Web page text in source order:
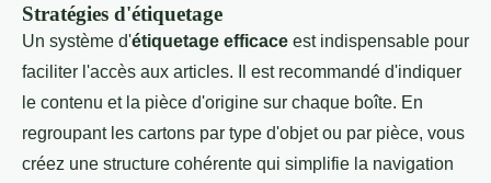
Stratégies d'étiquetage
Un système d'étiquetage efficace est indispensable pour
faciliter l'accès aux articles. Il est recommandé d'indiquer
le contenu et la pièce d'origine sur chaque boîte. En
regroupant les cartons par type d'objet ou par pièce, vous
créez une structure cohérente qui simplifie la navigation